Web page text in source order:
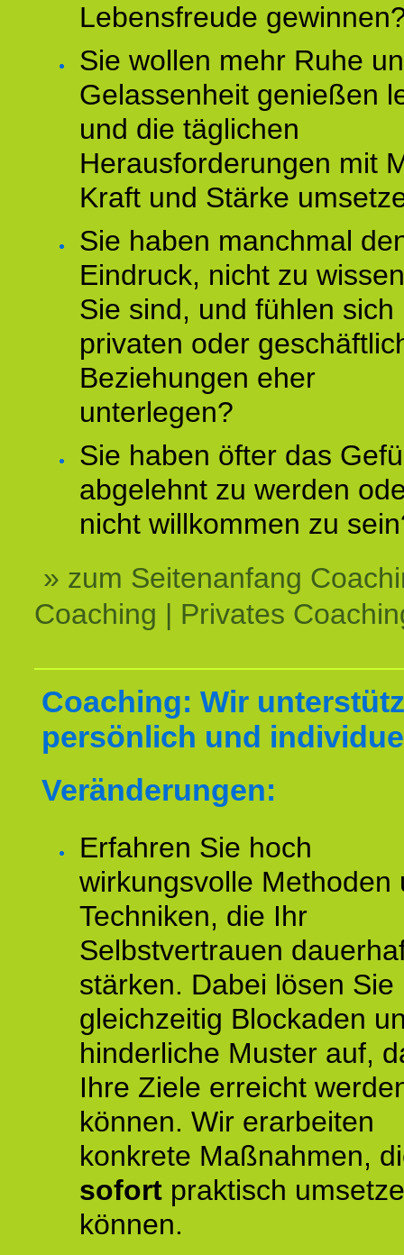
Lebensfreude
Sie wollen mehr Ruhe
Gelassenheit genießen
und die täglichen
Herausforderungen mit
Kraft und Stärke
Sie haben manchmal
Eindruck, nicht zu
Sie sind, und fühlen sich
privaten oder
Beziehungen eher
unterlegen?
Sie haben öfter das
abgelehnt zu werden
nicht willkommen zu
» zum Seitenanfang
Coaching | Privates
Coaching: Wir
persönlich und
Veränderungen:
Erfahren Sie hoch
wirkungsvolle Methoden
Techniken, die Ihr
Selbstvertrauen
stärken. Dabei lösen Sie
gleichzeitig Blockaden
hinderliche Muster auf,
Ihre Ziele erreicht
können. Wir erarbeiten
konkrete Maßnahmen,
sofort praktisch
können.